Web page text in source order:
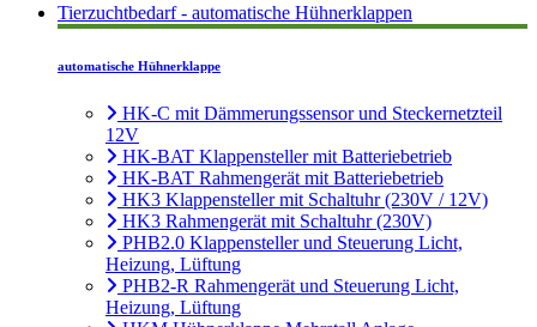
Tierzuchtbedarf - automatische Hühnerklappen
automatische Hühnerklappe
HK-C mit Dämmerungssensor und Steckernetzteil
12V
HK-BAT Klappensteller mit Batteriebetrieb
HK-BAT Rahmengerät mit Batteriebetrieb
HK3 Klappensteller mit Schaltuhr (230V / 12V)
HK3 Rahmengerät mit Schaltuhr (230V)
PHB2.0 Klappensteller und Steuerung Licht,
Heizung, Lüftung
PHB2-R Rahmengerät und Steuerung Licht,
Heizung, Lüftung